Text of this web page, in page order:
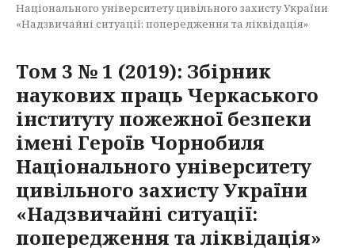
Національного університету цивільного захисту України
«Надзвичайні ситуації: попередження та ліквідація»
Том 3 № 1 (2019): Збірник
наукових праць Черкаського
інституту пожежної безпеки
імені Героїв Чорнобиля
Національного університету
цивільного захисту України
«Надзвичайні ситуації:
попередження та ліквідація»